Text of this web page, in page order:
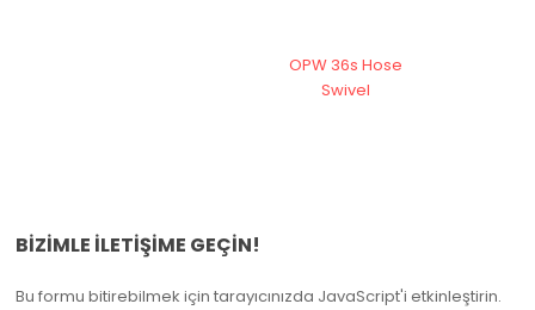
OPW 36s Hose
Swivel
BIZIMLE İLETIŞIME GEÇIN!
Bu formu bitirebilmek için tarayıcınızda JavaScript'i etkinleştirin.